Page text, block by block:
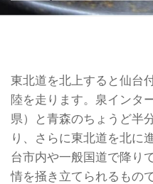
東北道を北上すると仙台
陸を走ります。泉インタ
県）と青森のちょうど半
り、さらに東北道を北に
台市内や一般国道で降り
情を掻き立てられるもので